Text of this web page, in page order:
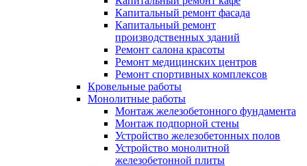
Капитальный ремонт фасада
Капитальный ремонт
производственных зданий
Ремонт салона красоты
Ремонт медицинских центров
Ремонт спортивных комплексов
Кровельные работы
Монолитные работы
Монтаж железобетонного фундамента
Монтаж подпорной стены
Устройство железобетонных полов
Устройство монолитной
железобетонной плиты